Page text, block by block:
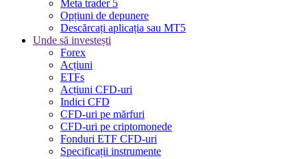
Meta trader 5
Opțiuni de depunere
Descărcați aplicația sau MT5
Unde să investești
Forex
Acțiuni
ETFs
Acțiuni CFD-uri
Indici CFD
CFD-uri pe mărfuri
CFD-uri pe criptomonede
Fonduri ETF CFD-uri
Specificații instrumente